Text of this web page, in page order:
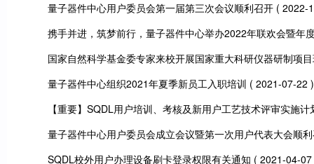
量子器件中心用户委员会第一届第三次会议顺利召开 ( 2022-
携手并进，筑梦前行，量子器件中心举办2022年联欢会暨年
国家自然科学基金委专家来校开展国家重大科研仪器研制项
量子器件中心组织2021年夏季新员工入职培训 ( 2021-07-22 )
【重要】SQDL用户培训、考核及新用户工艺技术评审实施
量子器件中心用户委员会成立会议暨第一次用户代表大会顺
SQDL校外用户办理设备刷卡登录权限有关通知 ( 2021-04-